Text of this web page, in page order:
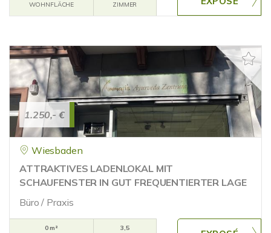
WOHNFLÄCHE
ZIMMER
1.250,- €
Wiesbaden
ATTRAKTIVES LADENLOKAL MIT
SCHAUFENSTER IN GUT FREQUENTIERTER LAGE
Büro / Praxis
0 m²
3,5